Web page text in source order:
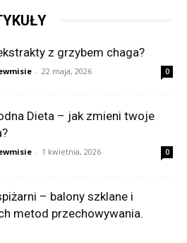
z grzybem chaga?
- 22 maja, 2026 0
Dieta – jak zmieni twoje
- 1 kwietnia, 2026 0
– balony szklane i
metod przechowywania.